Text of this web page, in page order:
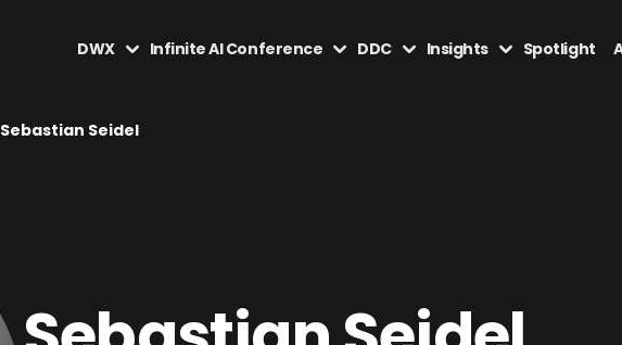
DWX Infinite AI Conference DDC Insights Spotlight
Sebastian Seidel